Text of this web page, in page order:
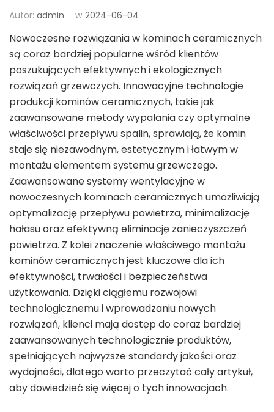
Autor: admin w 2024-06-04
Nowoczesne rozwiązania w kominach ceramicznych
są coraz bardziej popularne wśród klientów
poszukujących efektywnych i ekologicznych
rozwiązań grzewczych. Innowacyjne technologie
produkcji kominów ceramicznych, takie jak
zaawansowane metody wypalania czy optymalne
właściwości przepływu spalin, sprawiają, że komin
staje się niezawodnym, estetycznym i łatwym w
montażu elementem systemu grzewczego.
Zaawansowane systemy wentylacyjne w
nowoczesnych kominach ceramicznych umożliwiają
optymalizację przepływu powietrza, minimalizację
hałasu oraz efektywną eliminację zanieczyszczeń
powietrza. Z kolei znaczenie właściwego montażu
kominów ceramicznych jest kluczowe dla ich
efektywności, trwałości i bezpieczeństwa
użytkowania. Dzięki ciągłemu rozwojowi
technologicznemu i wprowadzaniu nowych
rozwiązań, klienci mają dostęp do coraz bardziej
zaawansowanych technologicznie produktów,
spełniających najwyższe standardy jakości oraz
wydajności, dlatego warto przeczytać cały artykuł,
aby dowiedzieć się więcej o tych innowacjach.